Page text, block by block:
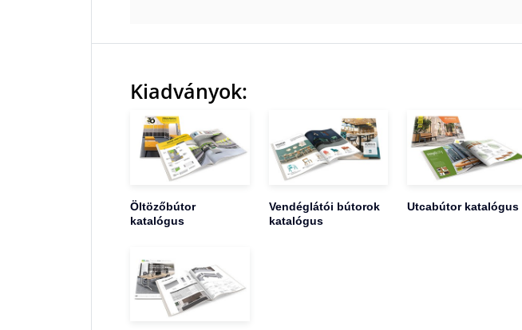
Kiadványok:
Öltözőbútor
katalógus
Vendéglátói bútorok
katalógus
Utcabútor katalógus